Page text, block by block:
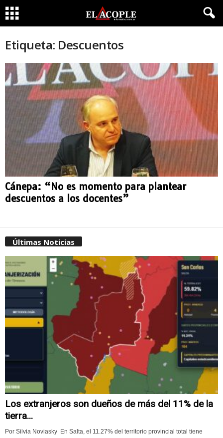
Etiqueta: Descuentos
Cánepa: “No es momento para plantear
descuentos a los docentes”
Últimas Noticias
Los extranjeros son dueños de más del 11% de la
tierra...
Por Silvia Noviasky En Salta, el 11.27% del territorio provincial total tiene